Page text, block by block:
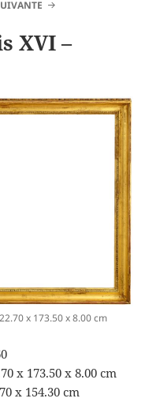
XVI –
x 173.50 x 8.00 cm
x 173.50 x 8.00 cm
x 154.30 cm